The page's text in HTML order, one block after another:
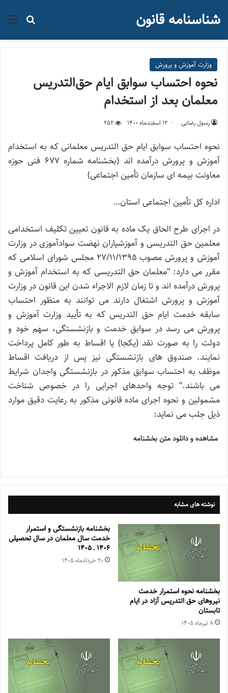
جستجو شناسنامه قانون
وزارت آموزش و پرورش
نحوه احتساب سوابق ایام حق‌التدریس
معلمان بعد از استخدام
رسول رضایی ۱۲ اسفند‌ماه ۱۴۰۰ 252
نحوه احتساب سوابق ایام حق التدریس معلمانی که به استخدام
آموزش و پرورش درآمده اند (بخشنامه شماره 677 فنی حوزه
معاونت بیمه ای سازمان تأمین اجتماعی)
اداره کل تأمین اجتماعی استان…
در اجرای طرح الحاق یک ماده به قانون تعیین تکلیف استخدامی
معلمین حق التدریسی و آموزشیاران نهضت سوادآموزی در وزارت
آموزش و پرورش مصوب 27/11/1395 مجلس شورای اسلامی که
مقرر می دارد: “معلمان حق التدریسی که به استخدام آموزش و
پرورش درآمده اند و تا زمان لازم الاجراء شدن این قانون در وزارت
آموزش و پرورش اشتغال دارند می توانند به منظور احتساب
سابقه خدمت ایام حق التدریس که به تأیید وزارت آموزش و
پرورش می رسد در سوابق خدمت و بازنشستگی، سهم خود و
دولت را به صورت نقد (یکجا) یا اقساط به طور کامل پرداخت
نمایند. صندوق های بازنشستگی نیز پس از دریافت اقساط
موظف به احتساب سوابق مذکور در بازنشستگی واجدان شرایط
می باشند.” توجه واحدهای اجرایی را در خصوص شناخت
مشمولین و نحوه اجرای ماده قانونی مذکور به رعایت دقیق موارد
ذیل جلب می نماید:
مشاهده و دانلود متن بخشنامه
نوشته های مشابه
بخشنامه نحوه استمرار خدمت
نیروهای حق التدریس آزاد در ایام
تابستان
۸ تیر‌ماه ۱۴۰۵
بخشنامه بازنشستگی و استمرار
خدمت سال معلمان در سال تحصیلی
۱۴۰۶ ـ ۱۴۰۵
۲۰ خرداد‌ماه ۱۴۰۵